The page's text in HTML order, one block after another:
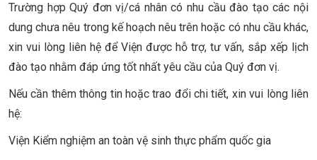
Trường hợp Quý đơn vị/cá nhân có nhu cầu đào tạo các nội
dung chưa nêu trong kế hoạch nêu trên hoặc có nhu cầu khác,
xin vui lòng liên hệ để Viện được hỗ trợ, tư vấn, sắp xếp lịch
đào tạo nhằm đáp ứng tốt nhất yêu cầu của Quý đơn vị.
Nếu cần thêm thông tin hoặc trao đổi chi tiết, xin vui lòng liên
hệ:
Viện Kiểm nghiệm an toàn vệ sinh thực phẩm quốc gia